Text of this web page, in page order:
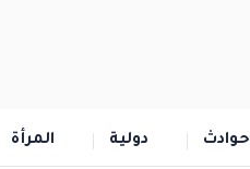
حوادث دولية المرأة